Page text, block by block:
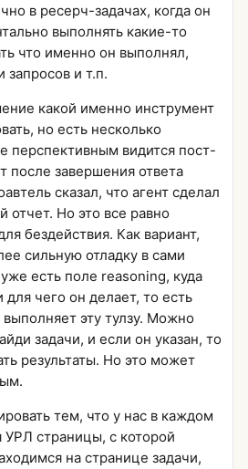
в ресерч-задачах, когда он
выполнять какие-то
что именно он выполнял,
и т.п.
какой именно инструмент
но есть несколько
перспективным видится пост-
после завершения ответа
сказал, что агент сделал
отчет. Но это все равно
бездействия. Как вариант,
сильную отладку в сами
есть поле reasoning, куда
для чего он делает, то есть
эту тулзу. Можно
задачи, и если он указан, то
результаты. Но это может
тем, что у нас в каждом
УРЛ страницы, с которой
на странице задачи,